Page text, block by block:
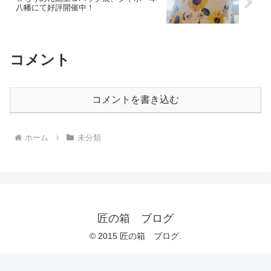
八幡にて好評開催中！
コメント
コメントを書き込む
ホーム 未分類
匠の箱 ブログ
© 2015 匠の箱 ブログ.